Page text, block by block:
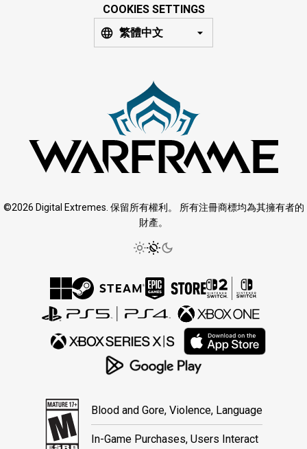
COOKIES SETTINGS
繁體中文
©2026 Digital Extremes. 保留所有權利。 所有注冊商標均為其擁有者的
財產。
Blood and Gore, Violence, Language
In-Game Purchases, Users Interact